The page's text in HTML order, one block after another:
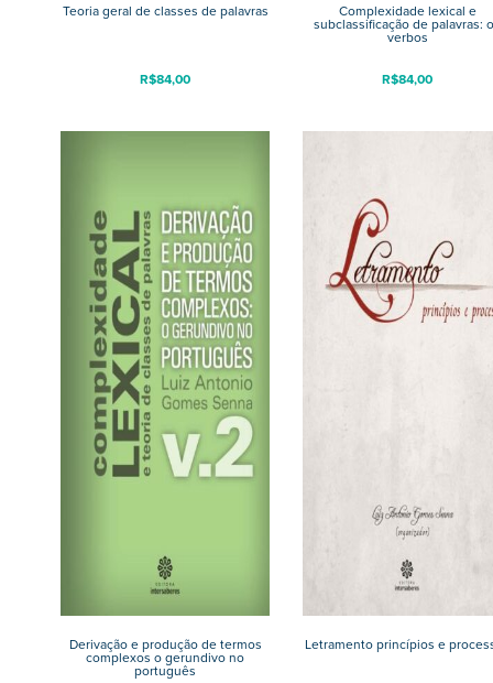
Teoria geral de classes de palavras
R$84,00
Complexidade lexical e
subclassificação de palavras:
verbos
R$84,00
Derivação e produção de termos
complexos o gerundivo no
português
Letramento princípios e